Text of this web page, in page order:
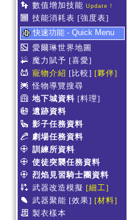
數值增加技能 Update !
技能消耗表 [強度表]
快速功能 - Quick Menu
愛爾琳世界地圖
魔力賦予 [喜愛]
寵物介紹 [比較] [夥伴]
怪物導覽搜尋
地下城資料 [料理]
遺跡資料
影子任務資料
劇場任務資料
訓練所資料
使徒突襲任務資料
烈焰見習騎士團資料
武器改造模擬 [細工]
武器聚能 [效果] [材料]
製衣樣本